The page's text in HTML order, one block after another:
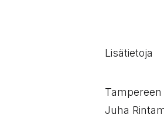
Lisätietoja
Tampereen
Juha